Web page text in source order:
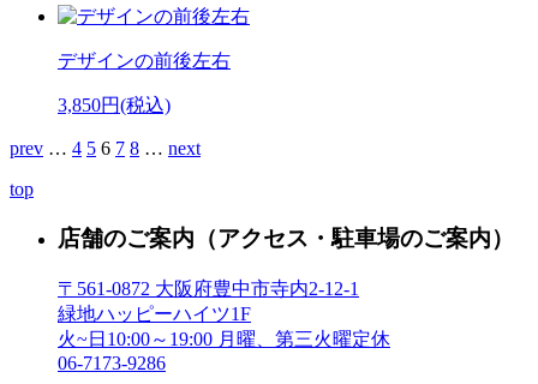
デザインの前後左右
3,850円(税込)
prev … 4 5 6 7 8 … next
top
店舗のご案内 （アクセス・駐車場のご案内）
〒561-0872 大阪府豊中市寺内2-12-1
緑地ハッピーハイツ1F
火~日10:00～19:00 月曜、第三火曜定休
06-7173-9286